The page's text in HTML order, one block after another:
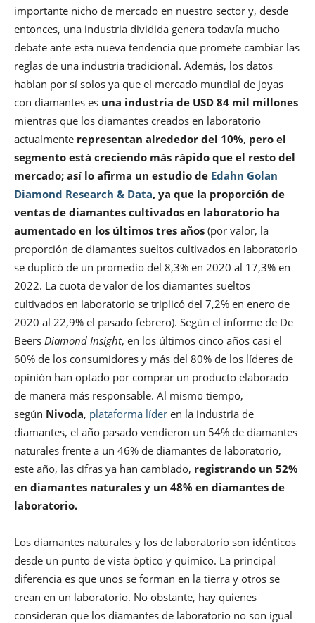
importante nicho de mercado en nuestro sector y, desde
entonces, una industria dividida genera todavía mucho
debate ante esta nueva tendencia que promete cambiar las
reglas de una industria tradicional. Además, los datos
hablan por sí solos ya que el mercado mundial de joyas
con diamantes es una industria de USD 84 mil millones
mientras que los diamantes creados en laboratorio
actualmente representan alrededor del 10%, pero el
segmento está creciendo más rápido que el resto del
mercado; así lo afirma un estudio de Edahn Golan
Diamond Research & Data, ya que la proporción de
ventas de diamantes cultivados en laboratorio ha
aumentado en los últimos tres años (por valor, la
proporción de diamantes sueltos cultivados en laboratorio
se duplicó de un promedio del 8,3% en 2020 al 17,3% en
2022. La cuota de valor de los diamantes sueltos
cultivados en laboratorio se triplicó del 7,2% en enero de
2020 al 22,9% el pasado febrero). Según el informe de De
Beers Diamond Insight, en los últimos cinco años casi el
60% de los consumidores y más del 80% de los líderes de
opinión han optado por comprar un producto elaborado
de manera más responsable. Al mismo tiempo,
según Nivoda, plataforma líder en la industria de
diamantes, el año pasado vendieron un 54% de diamantes
naturales frente a un 46% de diamantes de laboratorio,
este año, las cifras ya han cambiado, registrando un 52%
en diamantes naturales y un 48% en diamantes de
laboratorio.
Los diamantes naturales y los de laboratorio son idénticos
desde un punto de vista óptico y químico. La principal
diferencia es que unos se forman en la tierra y otros se
crean en un laboratorio. No obstante, hay quienes
consideran que los diamantes de laboratorio no son igual